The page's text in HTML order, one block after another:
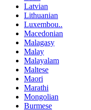
Latvian
Lithuanian
Luxembou..
Macedonian
Malagasy
Malay
Malayalam
Maltese
Maori
Marathi
Mongolian
Burmese